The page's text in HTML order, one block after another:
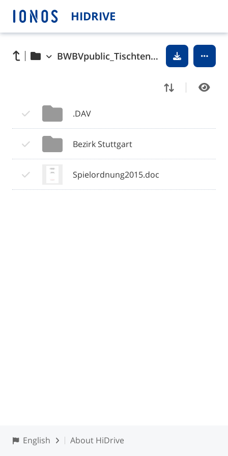
HIDRIVE
BWBVpublic_Tischtennis_Dokumente
.DAV
Bezirk Stuttgart
Spielordnung2015.doc
English About HiDrive